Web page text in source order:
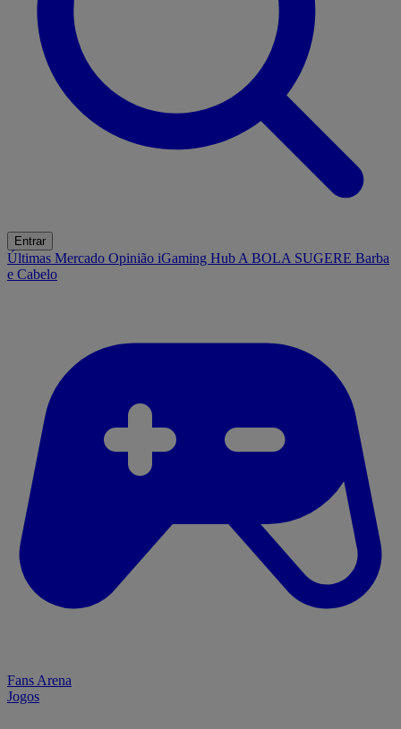
Entrar
Últimas Mercado Opinião iGaming Hub A BOLA SUGERE Barba
e Cabelo
Fans Arena
Jogos